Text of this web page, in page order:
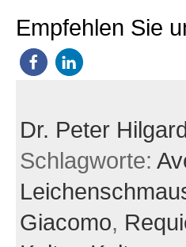
Empfehlen Sie
Dr. Peter
Schlagworte:
Giacomo,